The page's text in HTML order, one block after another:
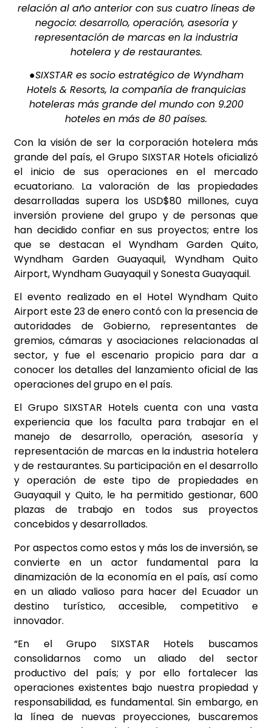
relación al año anterior con sus cuatro líneas de
negocio: desarrollo, operación, asesoría y
representación de marcas en la industria
hotelera y de restaurantes.
●SIXSTAR es socio estratégico de Wyndham
Hotels & Resorts, la compañía de franquicias
hoteleras más grande del mundo con 9.200
hoteles en más de 80 países.
Con la visión de ser la corporación hotelera más
grande del país, el Grupo SIXSTAR Hotels oficializó
el inicio de sus operaciones en el mercado
ecuatoriano. La valoración de las propiedades
desarrolladas supera los USD$80 millones, cuya
inversión proviene del grupo y de personas que
han decidido confiar en sus proyectos; entre los
que se destacan el Wyndham Garden Quito,
Wyndham Garden Guayaquil, Wyndham Quito
Airport, Wyndham Guayaquil y Sonesta Guayaquil.
El evento realizado en el Hotel Wyndham Quito
Airport este 23 de enero contó con la presencia de
autoridades de Gobierno, representantes de
gremios, cámaras y asociaciones relacionadas al
sector, y fue el escenario propicio para dar a
conocer los detalles del lanzamiento oficial de las
operaciones del grupo en el país.
El Grupo SIXSTAR Hotels cuenta con una vasta
experiencia que los faculta para trabajar en el
manejo de desarrollo, operación, asesoría y
representación de marcas en la industria hotelera
y de restaurantes. Su participación en el desarrollo
y operación de este tipo de propiedades en
Guayaquil y Quito, le ha permitido gestionar, 600
plazas de trabajo en todos sus proyectos
concebidos y desarrollados.
Por aspectos como estos y más los de inversión, se
convierte en un actor fundamental para la
dinamización de la economía en el país, así como
en un aliado valioso para hacer del Ecuador un
destino turístico, accesible, competitivo e
innovador.
“En el Grupo SIXSTAR Hotels buscamos
consolidarnos como un aliado del sector
productivo del país; y por ello fortalecer las
operaciones existentes bajo nuestra propiedad y
responsabilidad, es fundamental. Sin embargo, en
la línea de nuevas proyecciones, buscaremos